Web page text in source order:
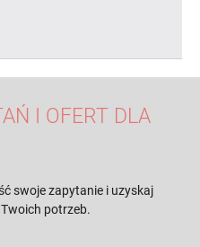
I OFERT DLA
swoje zapytanie i uzyskaj
potrzeb.